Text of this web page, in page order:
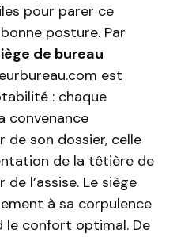
pour parer ce
posture. Par
de bureau
est
: chaque
convenance
de son dossier, celle
de la têtière de
l’assise. Le siège
à sa corpulence
le confort optimal. De